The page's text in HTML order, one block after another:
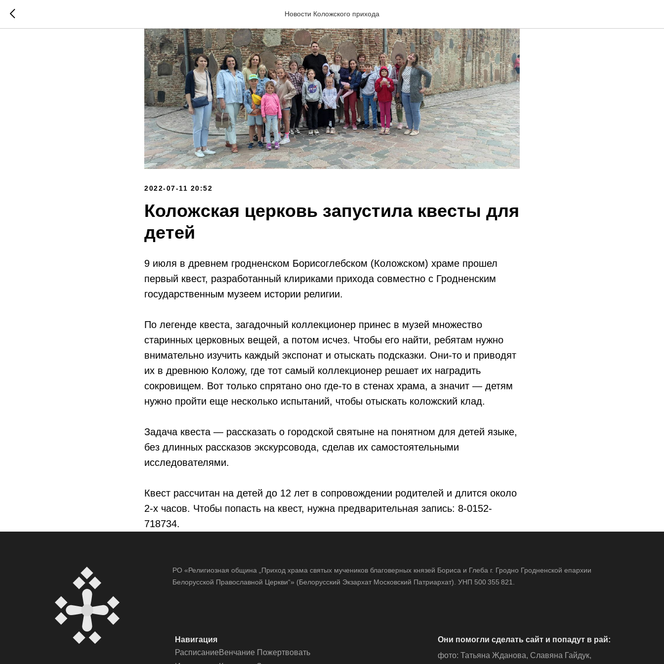
Новости Коложского прихода
2022-07-11 20:52
Коложская церковь запустила квесты для
детей
9 июля в древнем гродненском Борисоглебском (Коложском) храме прошел
первый квест, разработанный клириками прихода совместно с Гродненским
государственным музеем истории религии.
По легенде квеста, загадочный коллекционер принес в музей множество
старинных церковных вещей, а потом исчез. Чтобы его найти, ребятам нужно
внимательно изучить каждый экспонат и отыскать подсказки. Они-то и приводят
их в древнюю Коложу, где тот самый коллекционер решает их наградить
сокровищем. Вот только спрятано оно где-то в стенах храма, а значит — детям
нужно пройти еще несколько испытаний, чтобы отыскать коложский клад.
Задача квеста — рассказать о городской святыне на понятном для детей языке,
без длинных рассказов экскурсовода, сделав их самостоятельными
исследователями.
Квест рассчитан на детей до 12 лет в сопровождении родителей и длится около
2-х часов. Чтобы попасть на квест, нужна предварительная запись: 8-0152-
718734.
РО «Религиозная община „Приход храма святых мучеников благоверных князей Бориса и Глеба г. Гродно Гродненской епархии
Белорусской Православной Церкви“» (Белорусский Экзархат Московский Патриархат). УНП 500 355 821.
фото: Татьяна Жданова, Славяна Гайдук,
Они помогли сделать сайт и попадут в рай:
Навигация
РасписаниеВенчание Пожертвовать